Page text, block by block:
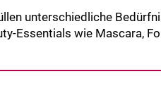
unterschiedliche
Essentials wie Mascara,